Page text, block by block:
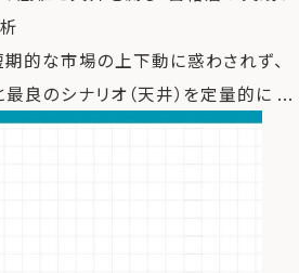
的な市場の上下動に惑わされず、
最良のシナリオ（天井）を定量的に ...